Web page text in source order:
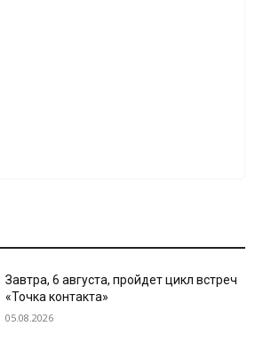
Завтра, 6 августа, пройдет цикл встреч
«Точка контакта»
05.08.2026